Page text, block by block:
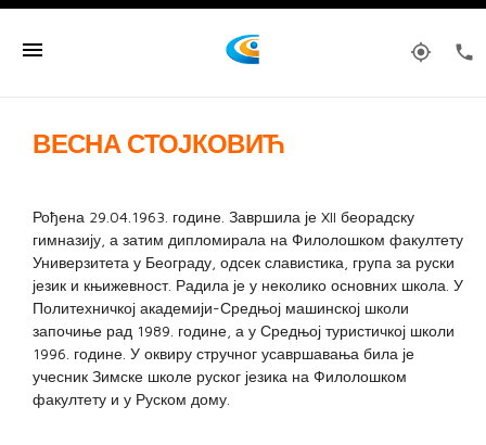
menu my_location phone
ВЕСНА СТОЈКОВИЋ
Рођена 29.04.1963. године. Завршила је XII беорадску
гимназију, а затим дипломирала на Филолошком факултету
Универзитета у Београду, одсек славистика, група за руски
језик и књижевност. Радила је у неколико основних школа. У
Политехничкој академији-Средњој машинској школи
започиње рад 1989. године, а у Средњој туристичкој школи
1996. године. У оквиру стручног усавршавања била је
учесник Зимске школе руског језика на Филолошком
факултету и у Руском дому.